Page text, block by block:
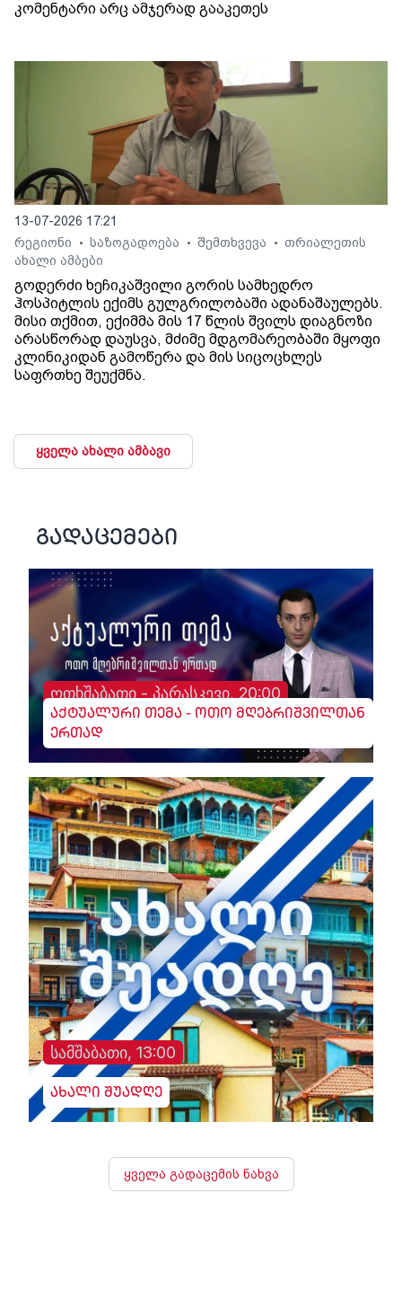
კომენტარი არც ამჯერად გააკეთეს
13-07-2026 17:21
რეგიონი
• საზოგადოება • შემთხვევა • თრიალეთის
ახალი ამბები
გოდერძი ხეჩიკაშვილი გორის სამხედრო
ჰოსპიტლის ექიმს გულგრილობაში ადანაშაულებს.
მისი თქმით, ექიმმა მის 17 წლის შვილს დიაგნოზი
არასწორად დაუსვა, მძიმე მდგომარეობაში მყოფი
კლინიკიდან გამოწერა და მის სიცოცხლეს
საფრთხე შეუქმნა.
ყველა ახალი ამბავი
გადაცემები
ოთხშაბათი - პარასკევი, 20:00
აქტუალური თემა - ოთო მღებრიშვილთან
ერთად
სამშაბათი, 13:00
ახალი შუადღე
ყველა გადაცემის ნახვა